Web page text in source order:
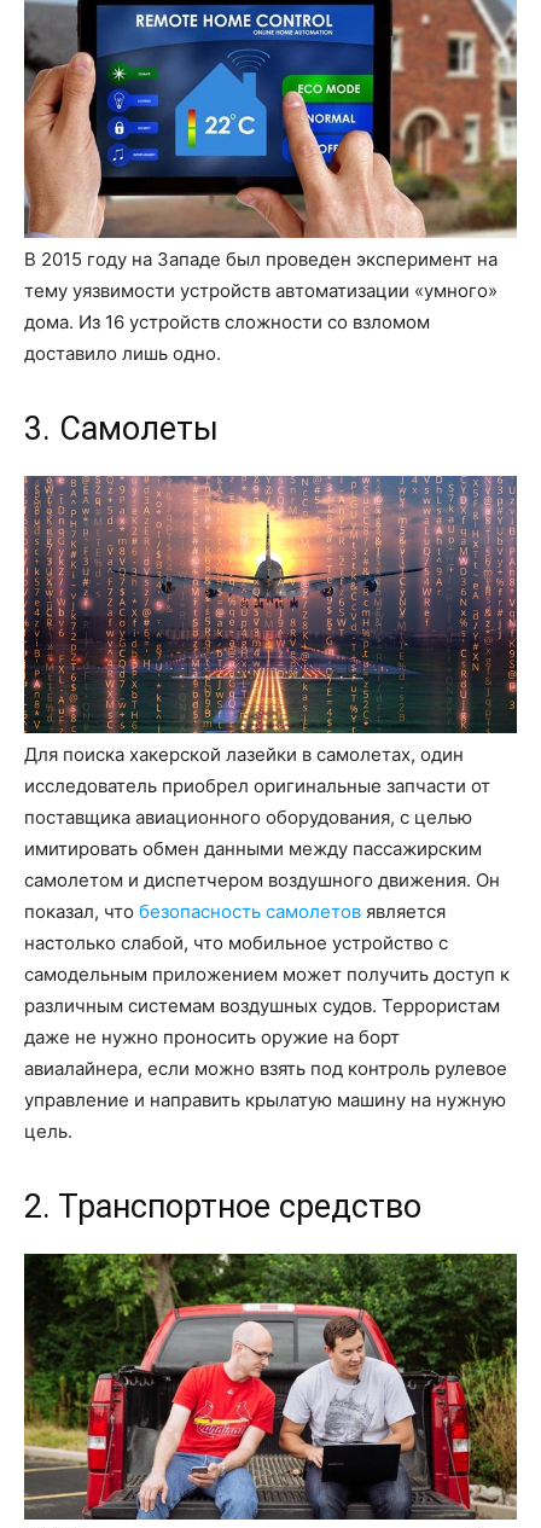
В 2015 году на Западе был проведен эксперимент на
тему уязвимости устройств автоматизации «умного»
дома. Из 16 устройств сложности со взломом
доставило лишь одно.
3. Самолеты
Для поиска хакерской лазейки в самолетах, один
исследователь приобрел оригинальные запчасти от
поставщика авиационного оборудования, с целью
имитировать обмен данными между пассажирским
самолетом и диспетчером воздушного движения. Он
показал, что безопасность самолетов является
настолько слабой, что мобильное устройство с
самодельным приложением может получить доступ к
различным системам воздушных судов. Террористам
даже не нужно проносить оружие на борт
авиалайнера, если можно взять под контроль рулевое
управление и направить крылатую машину на нужную
цель.
2. Транспортное средство